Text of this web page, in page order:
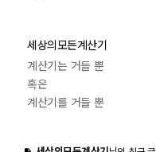
세상의모든계산기
계산기는 거들 뿐
혹은
계산기를 거들 뿐